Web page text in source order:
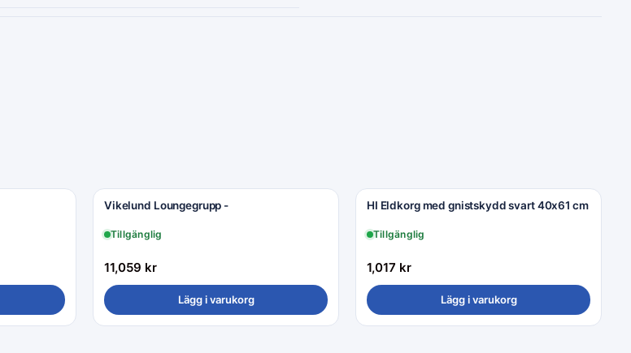
Vikelund Loungegrupp -
Tillgänglig
11,059 kr
Lägg i varukorg
HI Eldkorg med gnistskydd svart 40x61 cm
Tillgänglig
1,017 kr
Lägg i varukorg